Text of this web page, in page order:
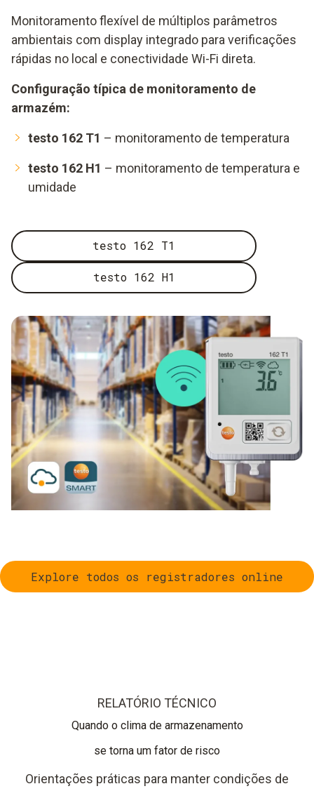
Monitoramento flexível de múltiplos parâmetros
ambientais com display integrado para verificações
rápidas no local e conectividade Wi-Fi direta.
Configuração típica de monitoramento de
armazém:
testo 162 T1 – monitoramento de temperatura
testo 162 H1 – monitoramento de temperatura e
umidade
testo 162 T1
testo 162 H1
Explore todos os registradores online
RELATÓRIO TÉCNICO
Quando o clima de armazenamento
se torna um fator de risco
Orientações práticas para manter condições de